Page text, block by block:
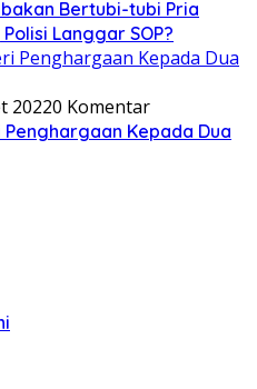
Bertubi-tubi Pria
Langgar SOP?
20220 Komentar
Kepada Dua